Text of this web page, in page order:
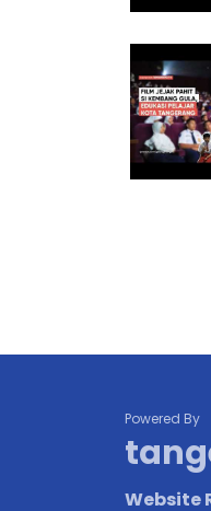
Powered By
Website